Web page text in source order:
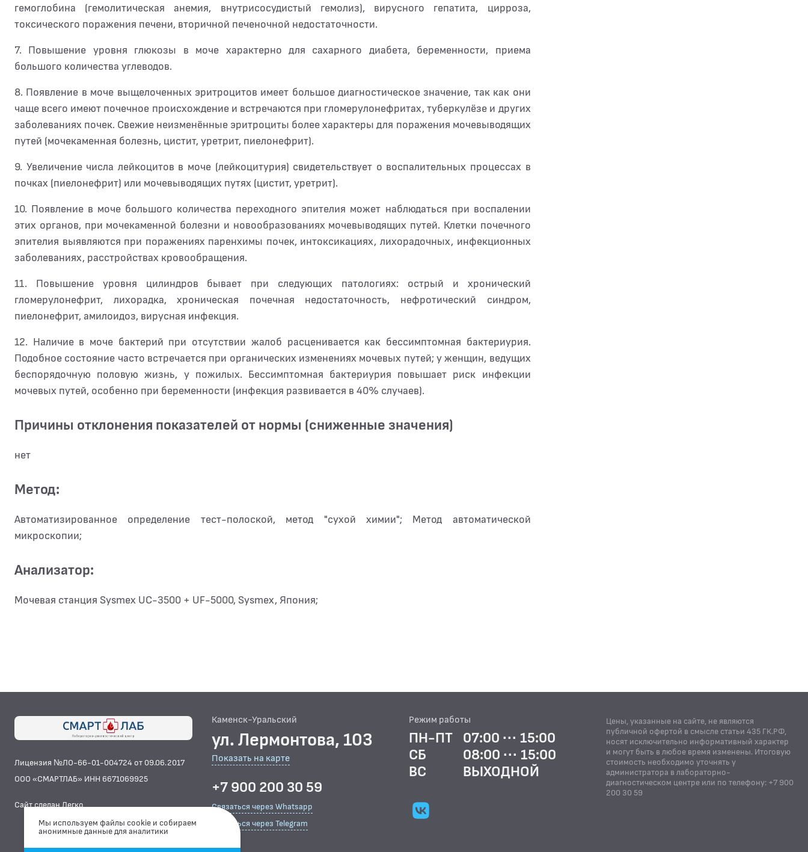
гемоглобина (гемолитическая анемия, внутрисосудистый гемолиз), вирусного гепатита, цирроза,
токсического поражения печени, вторичной печеночной недостаточности.
7. Повышение уровня глюкозы в моче характерно для сахарного диабета, беременности, приема
большого количества углеводов.
8. Появление в моче выщелоченных эритроцитов имеет большое диагностическое значение, так как они
чаще всего имеют почечное происхождение и встречаются при гломерулонефритах, туберкулёзе и других
заболеваниях почек. Свежие неизменённые эритроциты более характеры для поражения мочевыводящих
путей (мочекаменная болезнь, цистит, уретрит, пиелонефрит).
9. Увеличение числа лейкоцитов в моче (лейкоцитурия) свидетельствует о воспалительных процессах в
почках (пиелонефрит) или мочевыводящих путях (цистит, уретрит).
10. Появление в моче большого количества переходного эпителия может наблюдаться при воспалении
этих органов, при мочекаменной болезни и новообразованиях мочевыводящих путей. Клетки почечного
эпителия выявляются при поражениях паренхимы почек, интоксикациях, лихорадочных, инфекционных
заболеваниях, расстройствах кровообращения.
11. Повышение уровня цилиндров бывает при следующих патологиях: острый и хронический
гломерулонефрит, лихорадка, хроническая почечная недостаточность, нефротический синдром,
пиелонефрит, амилоидоз, вирусная инфекция.
12. Наличие в моче бактерий при отсутствии жалоб расценивается как бессимптомная бактериурия.
Подобное состояние часто встречается при органических изменениях мочевых путей; у женщин, ведущих
беспорядочную половую жизнь, у пожилых. Бессимптомная бактериурия повышает риск инфекции
мочевых путей, особенно при беременности (инфекция развивается в 40% случаев).
Причины отклонения показателей от нормы (сниженные значения)
нет
Метод:
Автоматизированное определение тест-полоской, метод "сухой химии"; Метод автоматической
микроскопии;
Анализатор:
Мочевая станция Sysmex UC-3500 + UF-5000, Sysmex, Япония;
Лицензия №ЛО-66-01-004724 от 09.06.2017
ООО «СМАРТЛАБ» ИНН 6671069925
Сайт сделан Легко
Каменск-Уральский
ул. Лермонтова, 103
Показать на карте
+7 900 200 30 59
Связаться через Whatsapp
Связаться через Telegram
Режим работы
ПН-ПТ
07:00 ··· 15:00
СБ
08:00 ··· 15:00
ВС
ВЫХОДНОЙ
Цены, указанные на сайте, не являются
публичной офертой в смысле статьи 435 ГК.РФ,
носят исключительно информативный характер
и могут быть в любое время изменены. Итоговую
стоимость необходимо уточнять у
администратора в лабораторно-
диагностическом центре или по телефону: +7 900
200 30 59
Мы используем файлы cookie и собираем
анонимные данные для аналитики